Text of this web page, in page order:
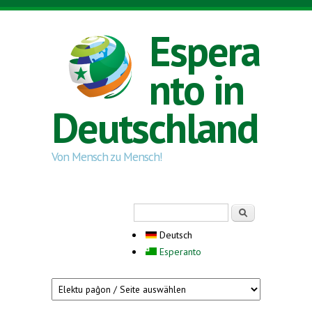
Direkt zum Inhalt
Espera
nto in
Deutschland
Von Mensch zu Mensch!
Deutsch
Esperanto